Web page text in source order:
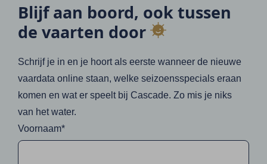
Blijf aan boord, ook tussen
de vaarten door
Schrijf je in en je hoort als eerste wanneer de nieuwe
vaardata online staan, welke seizoensspecials eraan
komen en wat er speelt bij Cascade. Zo mis je niks
van het water.
Voornaam*